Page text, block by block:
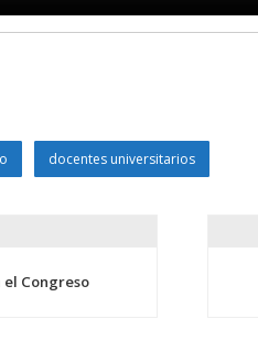
docentes universitarios
el Congreso